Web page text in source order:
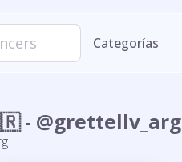
Categorías
🇦🇷 - @grettellv_arg